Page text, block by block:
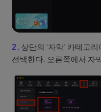
2. 상단의 ‘자막’ 카테고리
선택한다. 오른쪽에서 자